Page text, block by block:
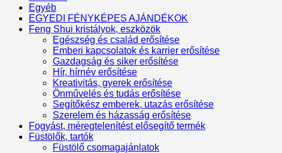
Egyéb
EGYEDI FÉNYKÉPES AJÁNDÉKOK
Feng Shui kristályok, eszközök
Egészség és család erősítése
Emberi kapcsolatok és karrier erősítése
Gazdagság és siker erősítése
Hír, hírnév erősítése
Kreativitás, gyerek erősítése
Önművelés és tudás erősítése
Segítőkész emberek, utazás erősítése
Szerelem és házasság erősítése
Fogyást, méregtelenítést elősegítő termék
Füstölők, tartók
Füstölő csomagajánlatok